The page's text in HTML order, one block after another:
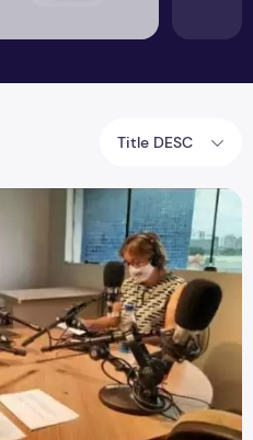
Title DESC
sobre as mudanças no